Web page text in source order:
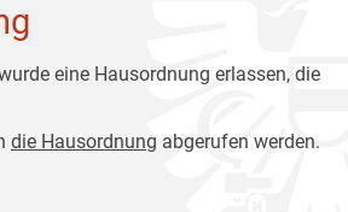
eine Hausordnung erlassen, die
die Hausordnung abgerufen werden.